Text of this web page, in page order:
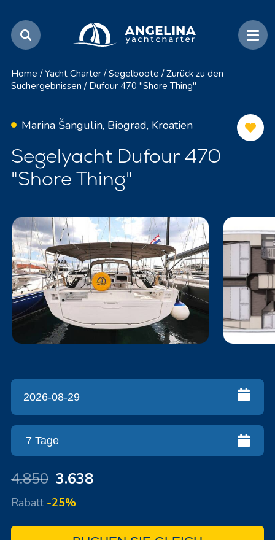
Home / Yacht Charter / Segelboote / Zurück zu den
Suchergebnissen / Dufour 470 "Shore Thing"
Marina Šangulin, Biograd, Kroatien
Segelyacht Dufour 470
"Shore Thing"
4.850 3.638
Rabatt -25%